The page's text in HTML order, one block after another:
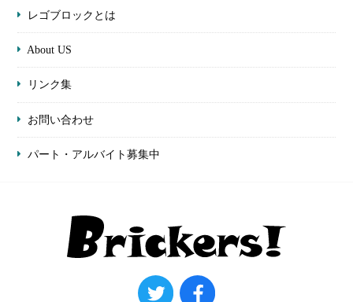
レゴブロックとは
About US
リンク集
お問い合わせ
パート・アルバイト募集中